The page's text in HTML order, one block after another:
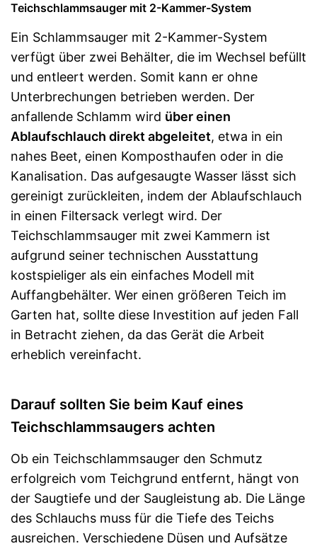
Teichschlammsauger mit 2-Kammer-System
Ein Schlammsauger mit 2-Kammer-System
verfügt über zwei Behälter, die im Wechsel befüllt
und entleert werden. Somit kann er ohne
Unterbrechungen betrieben werden. Der
anfallende Schlamm wird über einen
Ablaufschlauch direkt abgeleitet, etwa in ein
nahes Beet, einen Komposthaufen oder in die
Kanalisation. Das aufgesaugte Wasser lässt sich
gereinigt zurückleiten, indem der Ablaufschlauch
in einen Filtersack verlegt wird. Der
Teichschlammsauger mit zwei Kammern ist
aufgrund seiner technischen Ausstattung
kostspieliger als ein einfaches Modell mit
Auffangbehälter. Wer einen größeren Teich im
Garten hat, sollte diese Investition auf jeden Fall
in Betracht ziehen, da das Gerät die Arbeit
erheblich vereinfacht.
Darauf sollten Sie beim Kauf eines
Teichschlammsaugers achten
Ob ein Teichschlammsauger den Schmutz
erfolgreich vom Teichgrund entfernt, hängt von
der Saugtiefe und der Saugleistung ab. Die Länge
des Schlauchs muss für die Tiefe des Teichs
ausreichen. Verschiedene Düsen und Aufsätze